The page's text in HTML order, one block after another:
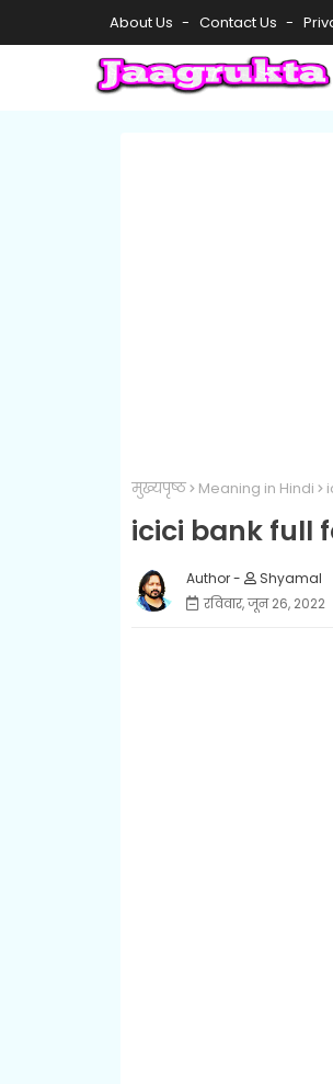
About Us Contact Us
मुख्यपृष्ठ Meaning in Hindi
icici bank full
Shyamal
रविवार, जून 26, 2022